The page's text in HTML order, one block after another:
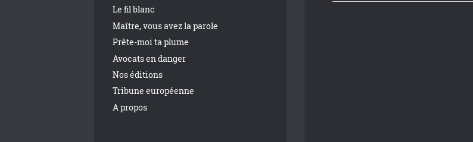
Le fil blanc
Maître, vous avez la parole
Prête-moi ta plume
Avocats en danger
Nos éditions
Tribune européenne
A propos